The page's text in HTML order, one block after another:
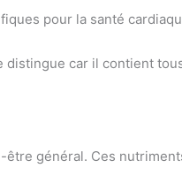
pour la santé
distingue car il contient
général. Ces